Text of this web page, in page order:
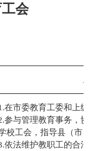
会
在市委教育工委和上
参与管理教育事务，
校工会，指导县（市
依法维护教职工的合